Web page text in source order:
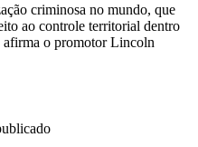
criminosa no mundo, que
ao controle territorial dentro
o promotor Lincoln